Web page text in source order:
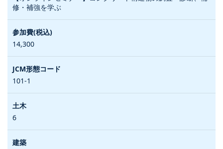
修・補強を学ぶ
14,300
101-1
6